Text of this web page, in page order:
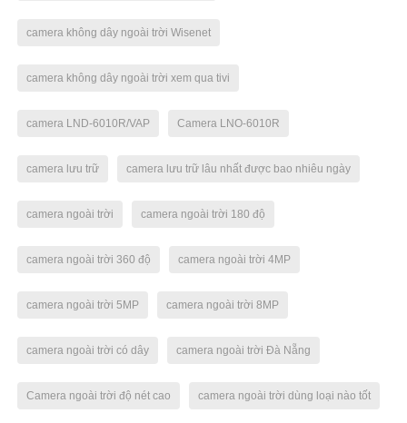
camera không dây ngoài trời Wisenet
camera không dây ngoài trời xem qua tivi
camera LND-6010R/VAP Camera LNO-6010R
camera lưu trữ camera lưu trữ lâu nhất được bao nhiêu ngày
camera ngoài trời camera ngoài trời 180 độ
camera ngoài trời 360 độ camera ngoài trời 4MP
camera ngoài trời 5MP camera ngoài trời 8MP
camera ngoài trời có dây camera ngoài trời Đà Nẵng
Camera ngoài trời độ nét cao camera ngoài trời dùng loại nào tốt